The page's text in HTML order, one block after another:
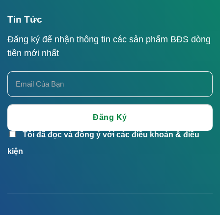
Tin Tức
Đăng ký để nhận thông tin các sản phẩm BĐS dòng
tiền mới nhất
Tôi đã đọc và đồng ý với các điều khoản & điều
kiện